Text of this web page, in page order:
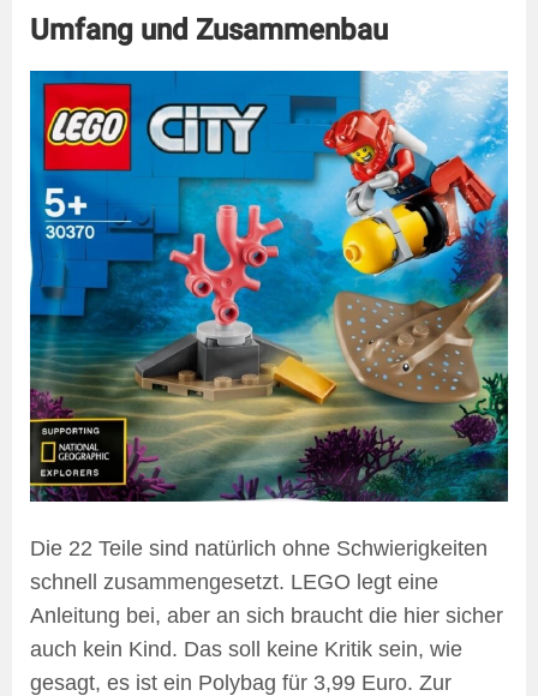
Umfang und Zusammenbau
Die 22 Teile sind natürlich ohne Schwierigkeiten
schnell zusammengesetzt. LEGO legt eine
Anleitung bei, aber an sich braucht die hier sicher
auch kein Kind. Das soll keine Kritik sein, wie
gesagt, es ist ein Polybag für 3,99 Euro. Zur